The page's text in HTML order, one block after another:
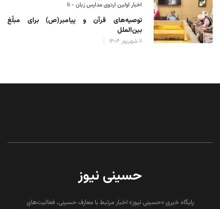
اخبار اولین اردوی مدارس زبان - ۱۱
توصیه‌های قرآن و پیامبر(ص) برای مبلّغ
بین‌الملل
۱۱ شهریور ۱۴۰۴
حسینی نیوز
پایگاه خبری «حسینی نیوز» اخبار مرتبط با معارف حسینی، فعالیت‌های